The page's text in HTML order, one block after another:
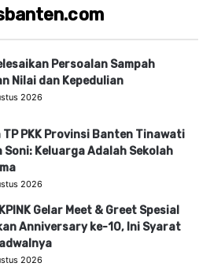
Persoalan Sampah
Nilai dan Kepedulian
2026
TP PKK Provinsi Banten Tinawati
Soni: Keluarga Adalah Sekolah
2026
Gelar Meet & Greet Spesial
Anniversary ke-10, Ini Syarat
2026